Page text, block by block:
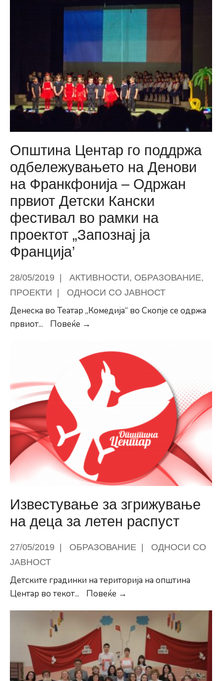
две
Центар
доделува
субвенции
за
велосипеди
и
тротинети
Општина Центар го поддржа
одбележувањето на Денови
на Франкфонија – Одржан
првиот Детски Кански
фестивал во рамки на
проектот „Запознај ја
Франција’
28/05/2019 АКТИВНОСТИ, ОБРАЗОВАНИЕ,
ПРОЕКТИ
ОДНОСИ СО ЈАВНОСТ
Денеска во Театар „Комедија“ во Скопје се одржа
првиот... Повеќе →
го
поддржа
одбележувањето
на
Денови
Франкфонија
–
Одржан
првиот
Детски
фестивал
во
на
„Запознај
ја
Известување за згрижување
на деца за летен распуст
27/05/2019 | ОБРАЗОВАНИЕ |
ОДНОСИ СО
ЈАВНОСТ
Детските градинки на територија на општина
Центар во текот... Повеќе →
згрижување
на
деца
за
летен